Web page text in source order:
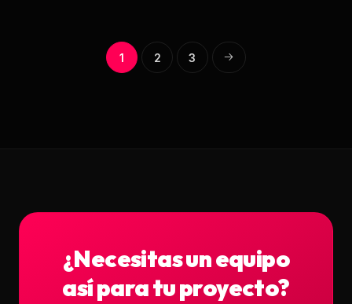
1 2 3
¿Necesitas un equipo
así para tu proyecto?